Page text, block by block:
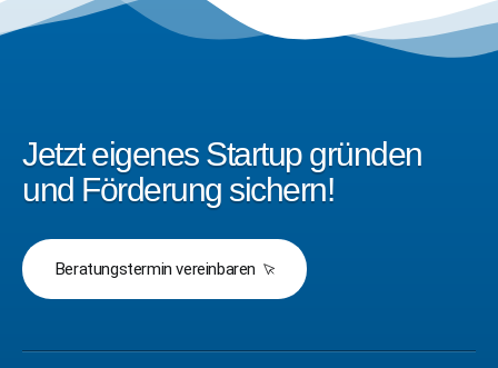
Jetzt eigenes Startup gründen
und Förderung sichern!
Beratungstermin vereinbaren